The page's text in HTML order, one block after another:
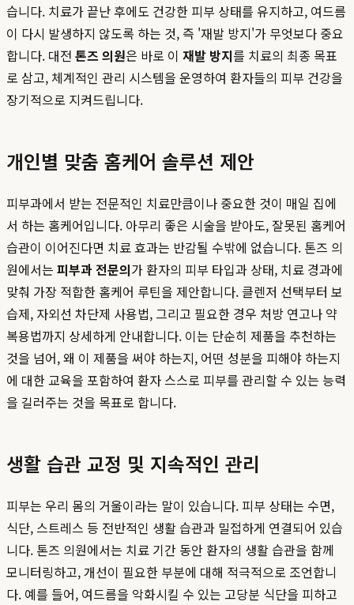
습니다. 치료가 끝난 후에도 건강한 피부 상태를 유지하고, 여드름
이 다시 발생하지 않도록 하는 것, 즉 '재발 방지'가 무엇보다 중요
합니다. 대전 톤즈 의원은 바로 이 재발 방지를 치료의 최종 목표
로 삼고, 체계적인 관리 시스템을 운영하여 환자들의 피부 건강을
장기적으로 지켜드립니다.
개인별 맞춤 홈케어 솔루션 제안
피부과에서 받는 전문적인 치료만큼이나 중요한 것이 매일 집에
서 하는 홈케어입니다. 아무리 좋은 시술을 받아도, 잘못된 홈케어
습관이 이어진다면 치료 효과는 반감될 수밖에 없습니다. 톤즈 의
원에서는 피부과 전문의가 환자의 피부 타입과 상태, 치료 경과에
맞춰 가장 적합한 홈케어 루틴을 제안합니다. 클렌저 선택부터 보
습제, 자외선 차단제 사용법, 그리고 필요한 경우 처방 연고나 약
복용법까지 상세하게 안내합니다. 이는 단순히 제품을 추천하는
것을 넘어, 왜 이 제품을 써야 하는지, 어떤 성분을 피해야 하는지
에 대한 교육을 포함하여 환자 스스로 피부를 관리할 수 있는 능력
을 길러주는 것을 목표로 합니다.
생활 습관 교정 및 지속적인 관리
피부는 우리 몸의 거울이라는 말이 있습니다. 피부 상태는 수면,
식단, 스트레스 등 전반적인 생활 습관과 밀접하게 연결되어 있습
니다. 톤즈 의원에서는 치료 기간 동안 환자의 생활 습관을 함께
모니터링하고, 개선이 필요한 부분에 대해 적극적으로 조언합니
다. 예를 들어, 여드름을 악화시킬 수 있는 고당분 식단을 피하고